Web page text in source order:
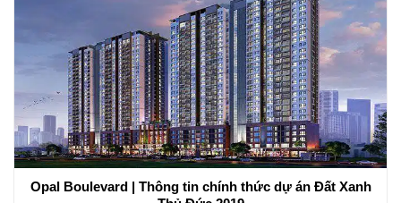
Opal Boulevard | Thông tin chính thức dự án Đất Xanh